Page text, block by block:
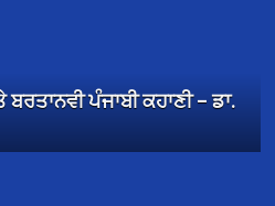
ਪੰਜਾਬੀ ਕਹਾਣੀ – ਡਾ.